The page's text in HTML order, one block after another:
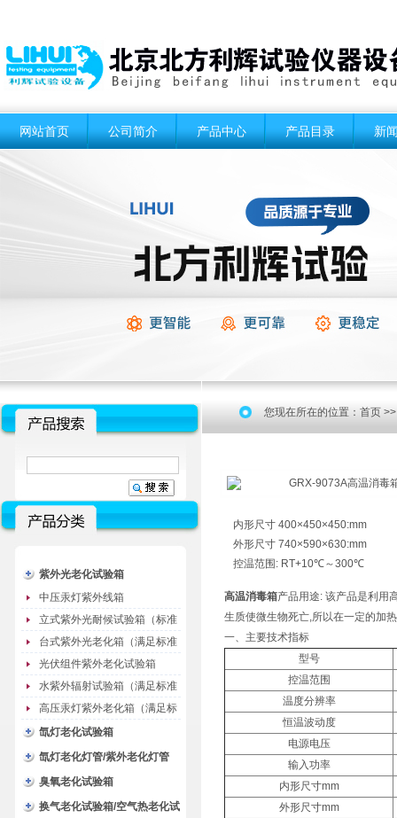
网站首页 公司简介 产品中心 产品目录 新
紫外光老化试验箱
中压汞灯紫外线箱
立式紫外光耐候试验箱（标准
型）
台式紫外光老化箱（满足标准
GB/T16776）
光伏组件紫外老化试验箱
水紫外辐射试验箱（满足标准
JC485-1992）
高压汞灯紫外老化箱（满足标
准GB/T16777）
氙灯老化试验箱
氙灯老化灯管/紫外老化灯管
（耗材）
臭氧老化试验箱
换气老化试验箱/空气热老化试
您现在所在的位置： 首页
内形尺寸 400×450×450:mm
外形尺寸 740×590×630:mm
控温范围: RT+10℃～300℃
高温消毒箱产品用途: 该产品是利用
生质使微生物死亡,所以在一定的加
一、主要技术指标
型号
控温范围
温度分辨率
恒温波动度
电源电压
输入功率
内形尺寸mm
外形尺寸mm